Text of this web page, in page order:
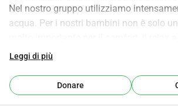
Nel nostro gruppo utilizziamo
acqua. Per i nostri bambini non è solo
Questa è una grande perdita per i nostri
utilizzano quotidianamente. A causa
Leggi di più
Donare